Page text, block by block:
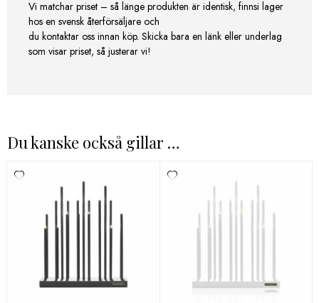
Vi matchar priset – så länge produkten är identisk, finnsi lager
hos en svensk återförsäljare och
du kontaktar oss innan köp. Skicka bara en länk eller underlag
som visar priset, så justerar vi!
Du kanske också gillar …